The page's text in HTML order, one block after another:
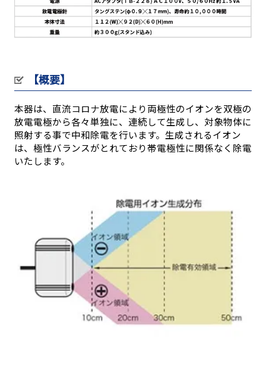
【概要】
本器は、直流コロナ放電により両極性のイオンを双極の
放電電極から各々単独に、連続して生成し、対象物体に
照射する事で中和除電を行います。生成されるイオン
は、極性バランスがとれており帯電極性に関係なく除電
いたします。